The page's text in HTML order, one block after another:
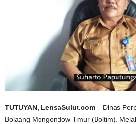
TUTUYAN, LensaSulut.com – Dinas
Bolaang Mongondow Timur (Boltim).